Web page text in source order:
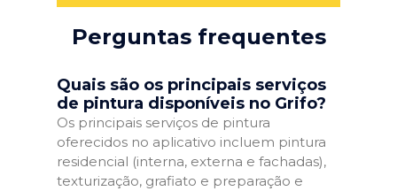
Perguntas frequentes
Quais são os principais serviços
de pintura disponíveis no Grifo?
Os principais serviços de pintura
oferecidos no aplicativo incluem pintura
residencial (interna, externa e fachadas),
texturização, grafiato e preparação e